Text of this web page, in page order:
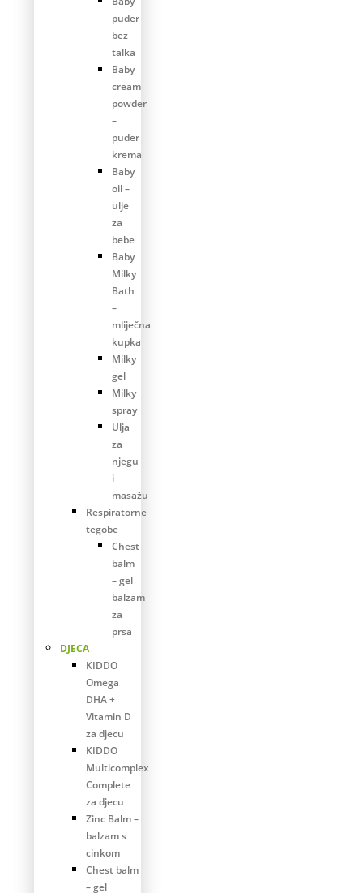
puder
bez
talka
Baby
cream
powder
–
puder
krema
Baby
oil –
ulje
za
bebe
Baby
Milky
Bath
–
mliječna
kupka
Milky
gel
Milky
spray
Ulja
za
njegu
i
masažu
Respiratorne
tegobe
Chest
balm
– gel
balzam
za
prsa
DJECA
KIDDO
Omega
DHA +
Vitamin D
za djecu
KIDDO
Multicomplex
Complete
za djecu
Zinc Balm –
balzam s
cinkom
Chest balm
– gel